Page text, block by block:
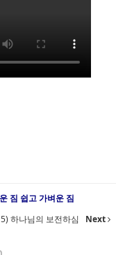
짐 쉽고 가벼운 짐
하나님의 보전하심
Next